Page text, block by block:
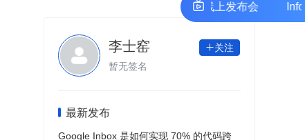
李士窑 关注
暂无签名
最新发布
Google Inbox 是如何实现 70% 的代码跨
InfoQ 极客传媒开发者生态共创计划线上发布会 InfoQ 极